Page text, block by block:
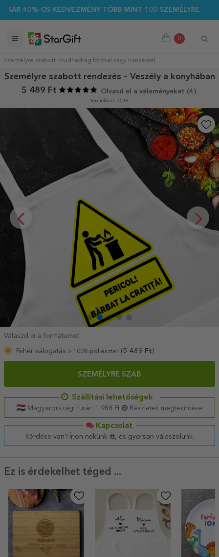
OS KEDVEZMÉNY TÖBB MINT 100 SZEMÉLYRE SZABOTT
0
Személyre szabott rövidnadrág fotóval vagy hímzéssel
Személyre szabott rendezés – Veszély a konyhában
5 489 Ft
Olvasd el a véleményeket (4 )
Termékkód: 7516
Válaszd ki a formátumot
Fehér válogatás » 100% poliészter (5 489 Ft )
SZEMÉLYRE SZAB
Szállítási lehetőségek
Magyarországi futár: 1 988 Ft Részletek megtekintése
Kapcsolat
Kérdése van? Írjon nekünk itt, és gyorsan válaszolunk.
Ez is érdekelhet téged ...